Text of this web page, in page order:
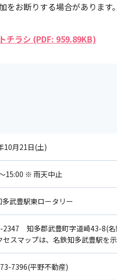
お断りする場合があります。
チラシ (PDF: 959.89KB)
10月21日(土)
15:00 ※ 雨天中止
武豊駅東ロータリー
2347 知多郡武豊町字道崎43-8(名
スマップは、名鉄知多武豊駅を示
7396(平野不動産)